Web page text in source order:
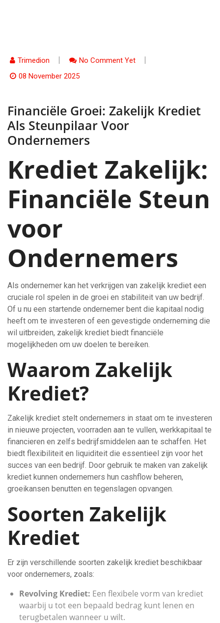
Trimedion
No Comment Yet
08 November 2025
Financiële Groei: Zakelijk Krediet
Als Steunpilaar Voor
Ondernemers
Krediet Zakelijk:
Financiële Steun
voor
Ondernemers
Als ondernemer kan het verkrijgen van zakelijk krediet een
cruciale rol spelen in de groei en stabiliteit van uw bedrijf.
Of u nu een startende ondernemer bent die kapitaal nodig
heeft om te investeren of een gevestigde onderneming die
wil uitbreiden, zakelijk krediet biedt financiële
mogelijkheden om uw doelen te bereiken.
Waarom Zakelijk
Krediet?
Zakelijk krediet stelt ondernemers in staat om te investeren
in nieuwe projecten, voorraden aan te vullen, werkkapitaal te
financieren en zelfs bedrijfsmiddelen aan te schaffen. Het
biedt flexibiliteit en liquiditeit die essentieel zijn voor het
succes van een bedrijf. Door gebruik te maken van zakelijk
krediet kunnen ondernemers hun cashflow beheren,
groeikansen benutten en tegenslagen opvangen.
Soorten Zakelijk
Krediet
Er zijn verschillende soorten zakelijk krediet beschikbaar
voor ondernemers, zoals:
Revolving Krediet: Een flexibele vorm van krediet
waarbij u tot een bepaald bedrag kunt lenen en
terugbetalen wanneer u wilt.